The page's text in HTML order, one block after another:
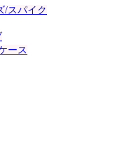
/スパイク
ース